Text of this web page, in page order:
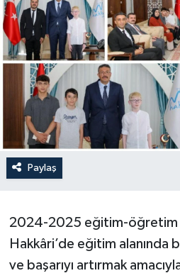
Paylaş
2024-2025 eğitim-öğretim
Hakkâri’de eğitim alanında
ve başarıyı artırmak
Teknoloji
Yaşam